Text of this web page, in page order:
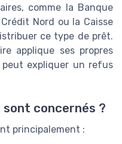
comme la Banque
Nord ou la Caisse
ce type de prêt.
applique ses propres
peut expliquer un refus
concernés ?
principalement :